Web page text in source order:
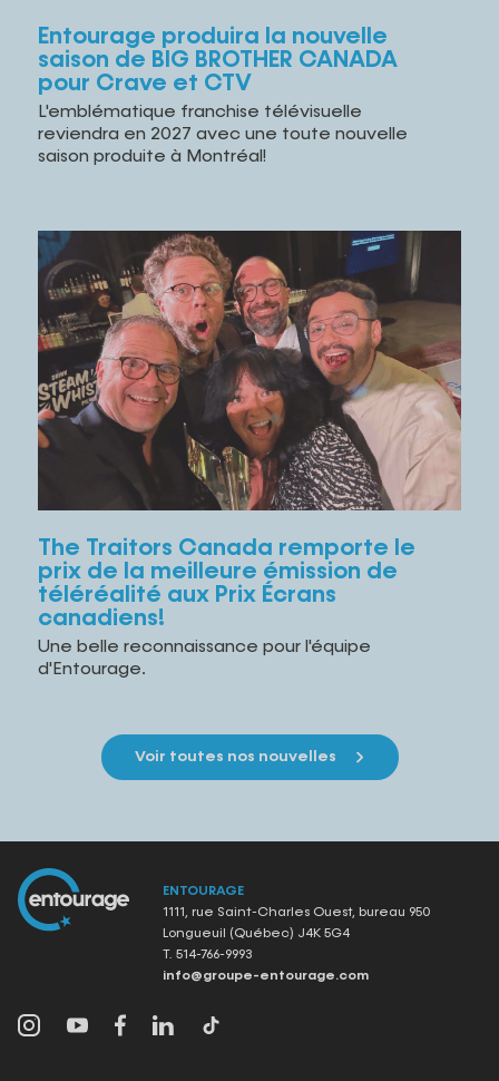
Entourage produira la nouvelle
saison de BIG BROTHER CANADA
pour Crave et CTV
L'emblématique franchise télévisuelle
reviendra en 2027 avec une toute nouvelle
saison produite à Montréal!
The Traitors Canada remporte le
prix de la meilleure émission de
téléréalité aux Prix Écrans
canadiens!
Une belle reconnaissance pour l'équipe
d'Entourage.
Voir toutes nos nouvelles
ENTOURAGE
1111, rue Saint-Charles Ouest, bureau 950
Longueuil (Québec) J4K 5G4
T. 514-766-9993
info@groupe-entourage.com